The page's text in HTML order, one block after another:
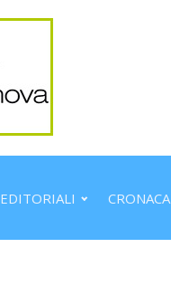
EDITORIALI CRONACA